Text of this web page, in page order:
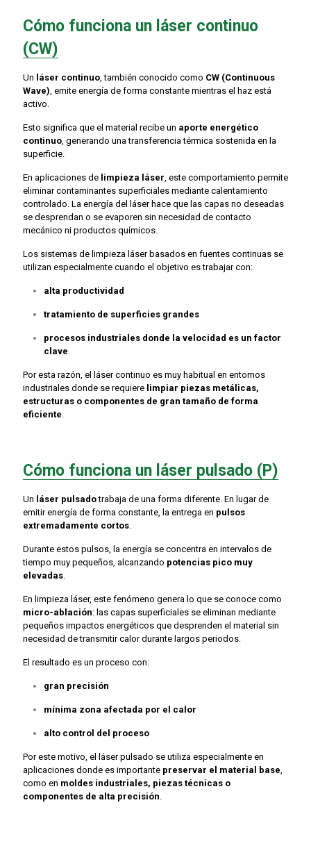
Cómo funciona un láser continuo
(CW)
Un láser continuo, también conocido como CW (Continuous
Wave), emite energía de forma constante mientras el haz está
activo.
Esto significa que el material recibe un aporte energético
continuo, generando una transferencia térmica sostenida en la
superficie.
En aplicaciones de limpieza láser, este comportamiento permite
eliminar contaminantes superficiales mediante calentamiento
controlado. La energía del láser hace que las capas no deseadas
se desprendan o se evaporen sin necesidad de contacto
mecánico ni productos químicos.
Los sistemas de limpieza láser basados en fuentes continuas se
utilizan especialmente cuando el objetivo es trabajar con:
alta productividad
tratamiento de superficies grandes
procesos industriales donde la velocidad es un factor
clave
Por esta razón, el láser continuo es muy habitual en entornos
industriales donde se requiere limpiar piezas metálicas,
estructuras o componentes de gran tamaño de forma
eficiente.
Cómo funciona un láser pulsado (P)
Un láser pulsadotrabaja de una forma diferente. En lugar de
emitir energía de forma constante, la entrega en pulsos
extremadamente cortos.
Durante estos pulsos, la energía se concentra en intervalos de
tiempo muy pequeños, alcanzando potencias pico muy
elevadas.
En limpieza láser, este fenómeno genera lo que se conoce como
micro-ablación: las capas superficiales se eliminan mediante
pequeños impactos energéticos que desprenden el material sin
necesidad de transmitir calor durante largos periodos.
El resultado es un proceso con:
gran precisión
mínima zona afectada por el calor
alto control del proceso
Por este motivo, el láser pulsado se utiliza especialmente en
aplicaciones donde es importante preservar el material base,
como en moldes industriales, piezas técnicas o
componentes de alta precisión.